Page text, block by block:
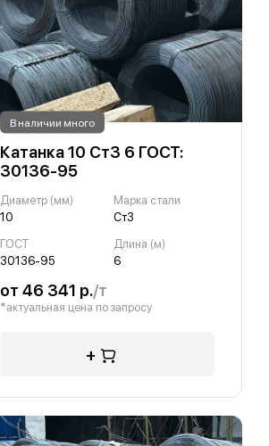
В наличии много
Катанка 10 Ст3 6 ГОСТ:
30136-95
Диаметр (мм)
10
Марка стали
Ст3
ГОСТ
30136-95
Длина (м)
6
от 46 341 р./т
*актуальная цена по запросу
+